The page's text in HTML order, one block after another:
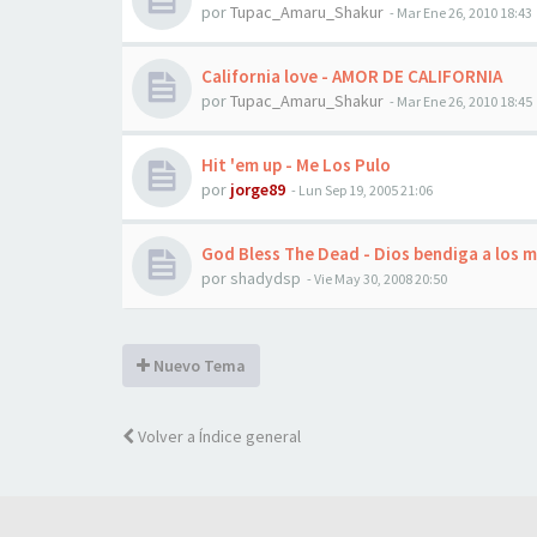
porTupac_Amaru_Shakur - Mar Ene 26, 2010 18:43
California love - AMOR DE CALIFORNIA
porTupac_Amaru_Shakur - Mar Ene 26, 2010 18:45
Hit 'em up - Me Los Pulo
por jorge89 - Lun Sep 19, 2005 21:06
God Bless The Dead - Dios bendiga a los
por shadydsp - Vie May 30, 2008 20:50
Nuevo Tema
Volver a Índice general